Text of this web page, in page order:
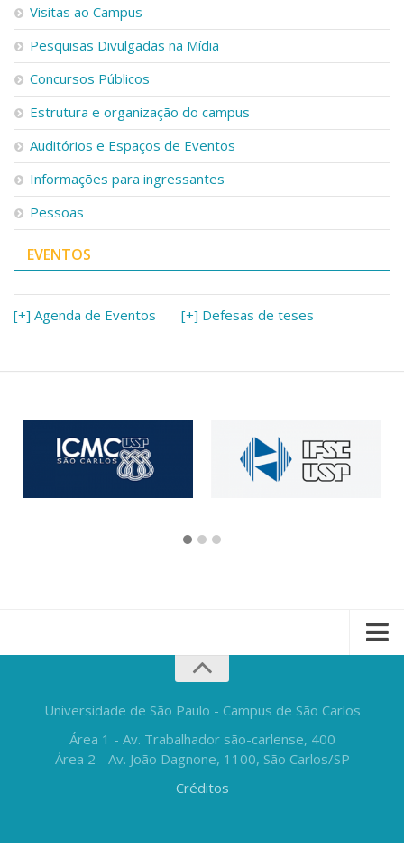
Visitas ao Campus
Pesquisas Divulgadas na Mídia
Concursos Públicos
Estrutura e organização do campus
Auditórios e Espaços de Eventos
Informações para ingressantes
Pessoas
EVENTOS
[+] Agenda de Eventos [+] Defesas de teses
Universidade de São Paulo - Campus de São Carlos
Área 1 - Av. Trabalhador são-carlense, 400
Área 2 - Av. João Dagnone, 1100, São Carlos/SP
Créditos